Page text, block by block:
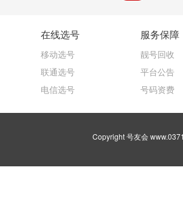
在线选号
移动选号
联通选号
电信选号
服务保障
靓号回收
平台公告
号码资费
Copyright 号友会